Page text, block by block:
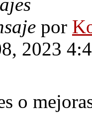
por
2023
o